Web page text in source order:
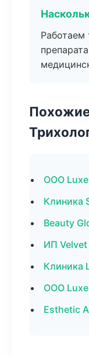
Работаем
ООО
Клиника
Beauty
ИП
Клиника
ООО
Esthetic